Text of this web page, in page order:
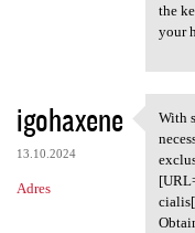
the
your
igohaxene
13.10.2024
Adres
With
With